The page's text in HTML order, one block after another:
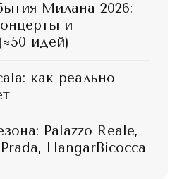
Милана 2026:
и
идей)
как реально
Palazzo Reale,
HangarBicocca